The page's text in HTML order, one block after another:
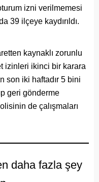
izni verilmemesi
39 ilçeye kaydırıldı.
kaynaklı zorunlu
izinleri ikinci bir karara
son iki haftadır 5 bini
geri gönderme
de çalışmaları
daha fazla şey